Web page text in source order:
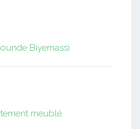
Biyemassi
meublé